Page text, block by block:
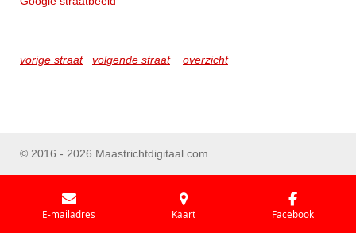
vorige straat volgende straat overzicht
© 2016 - 2026 Maastrichtdigitaal.com
E-mailadres Kaart Facebook